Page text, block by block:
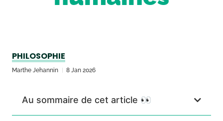
PHILOSOPHIE
Marthe Jehannin 8 Jan 2026
Au sommaire de cet article 👀